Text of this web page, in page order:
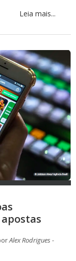
Leia mais...
Alex Rodrigues -